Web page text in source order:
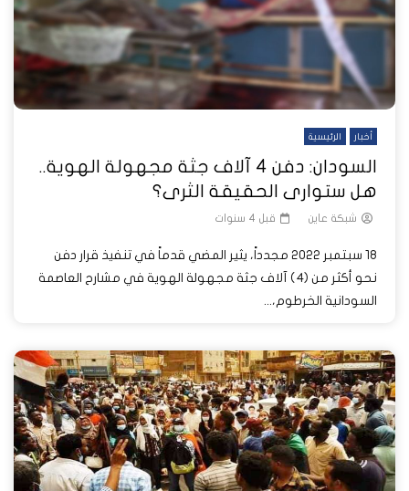
أخبار الرئيسية
السودان: دفن 4 آلاف جثة مجهولة الهوية..
هل ستوارى الحقيقة الثرى؟
شبكة عاين قبل 4 سنوات
18 سبتمبر 2022 مجدداً، يثير المضي قدماً في تنفيذ قرار دفن
نحو أكثر من (4) آلاف جثة مجهولة الهوية في مشارح العاصمة
السودانية الخرطوم،...